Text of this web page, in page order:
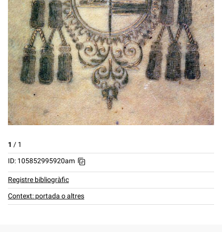
1 / 1
ID: 105852995920am
Registre bibliogràfic
Context: portada o altres